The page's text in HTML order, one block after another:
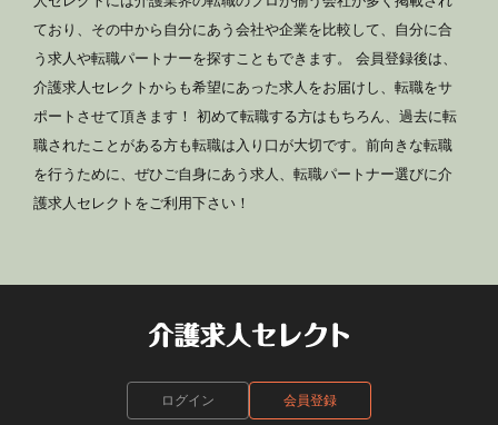
ており、その中から自分にあう会社や企業を比較して、自分に合
う求人や転職パートナーを探すこともできます。 会員登録後は、
介護求人セレクトからも希望にあった求人をお届けし、転職をサ
ポートさせて頂きます！ 初めて転職する方はもちろん、過去に転
職されたことがある方も転職は入り口が大切です。前向きな転職
を行うために、ぜひご自身にあう求人、転職パートナー選びに介
護求人セレクトをご利用下さい！
ログイン 会員登録